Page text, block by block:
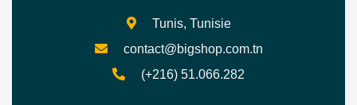
Tunis, Tunisie
contact@bigshop.com.tn
(+216) 51.066.282